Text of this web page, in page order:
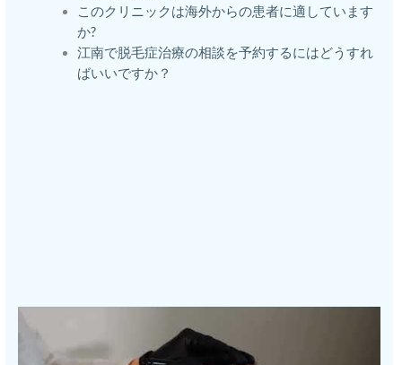
このクリニックは海外からの患者に適しています
か?
江南で脱毛症治療の相談を予約するにはどうすれ
ばいいですか？